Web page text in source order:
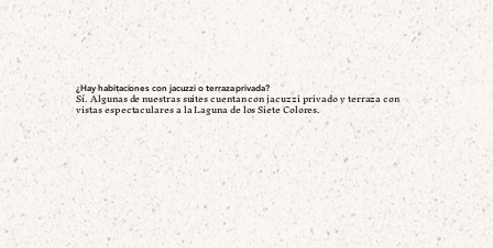
¿Hay habitaciones con jacuzzi o terraza privada?
Sí. Algunas de nuestras suites cuentan con jacuzzi privado y terraza con
vistas espectaculares a la Laguna de los Siete Colores.